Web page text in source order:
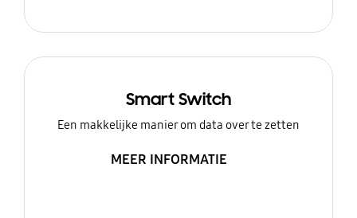
Smart Switch
Een makkelijke manier om data over te zetten
MEER INFORMATIE